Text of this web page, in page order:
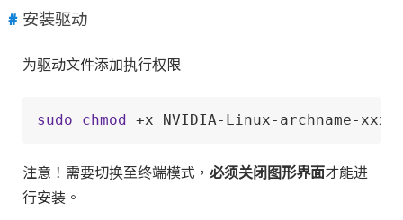
安装驱动
为驱动文件添加执行权限
sudo chmod +x NVIDIA-Linux-archname-
注意！需要切换至终端模式， 必须关闭图形界面才能进
行安装。